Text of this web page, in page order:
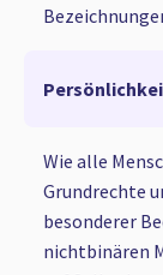
Wie alle
Grundrechte
besonderer
nichtbinären